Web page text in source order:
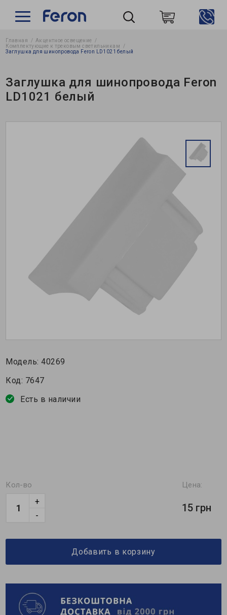
Главная
Акцентное освещение
Комплектующие к трековым светильникам
Заглушка для шинопровода Feron LD1021 белый
Заглушка для шинопровода Feron
LD1021 белый
Модель:40269
Код: 7647
Есть в наличии
Кол-во
-
+
Цена:
15 грн
Добавить в корзину